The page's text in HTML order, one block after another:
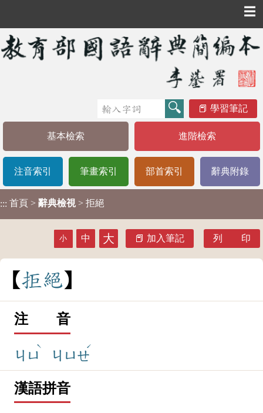
☰
學習筆記
基本檢索 進階檢索
注音索引 筆畫索引 部首索引 辭典附錄
::: 首頁 > 辭典檢視 > 拒絕
小 中 大 加入筆記 列 印
拒 絕
注 音
ㄐㄩ
ˋ
ㄐㄩㄝ
ˊ
漢語拼音